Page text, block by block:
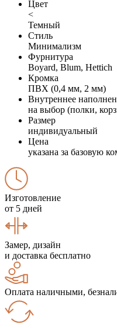
Цвет
<
Темный
Стиль
Минимализм
Фурнитура
Boyard, Blum, Hettich
Кромка
ПВХ (0,4 мм, 2 мм)
Внутреннее
на выбор (полки,
Размер
индивидуальный
Цена
указана за базовую
Изготовление
от 5 дней
Замер, дизайн
и доставка бесплатно
Оплата наличными,